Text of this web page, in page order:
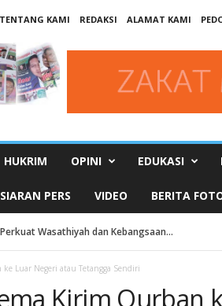
TENTANG KAMI REDAKSI ALAMAT KAMI
HUKRIM OPINI EDUKASI
SIARAN PERS VIDEO BERITA
Wasathiyah dan Kebangsaan...
Luar Negeri atau Tetangga Sendiri
Kirim Qurban